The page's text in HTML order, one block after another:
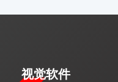
视觉软件